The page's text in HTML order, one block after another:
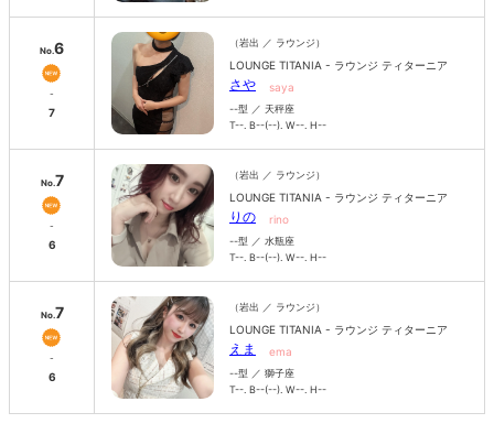
No.6
-
7
（岩出 ／ ラウンジ）
LOUNGE TITANIA - ラウンジ ティターニア
さや saya
--型 ／ 天秤座
T--. B--(--). W--. H--
No.7
-
6
（岩出 ／ ラウンジ）
LOUNGE TITANIA - ラウンジ ティターニア
りの rino
--型 ／ 水瓶座
T--. B--(--). W--. H--
No.7
-
6
（岩出 ／ ラウンジ）
LOUNGE TITANIA - ラウンジ ティターニア
えま ema
--型 ／ 獅子座
T--. B--(--). W--. H--